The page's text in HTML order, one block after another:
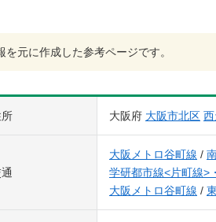
元に作成した参考ページです。
大阪府 大阪市北区
大阪メトロ谷町線 /
学研都市線<片町線>
大阪メトロ谷町線 /